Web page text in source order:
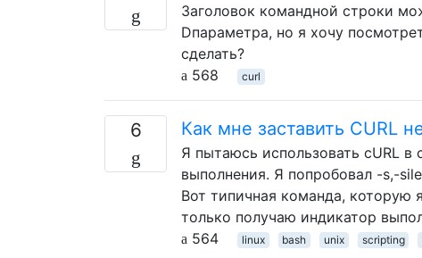
Заголовок командной строки
Dпараметра, но я хочу
сделать?
568
curl
6 Как мне заставить CURL
Я пытаюсь использовать cURL в
выполнения. Я попробовал -s,-
Вот типичная команда,
только получаю индикатор
564
linux bash unix scripting